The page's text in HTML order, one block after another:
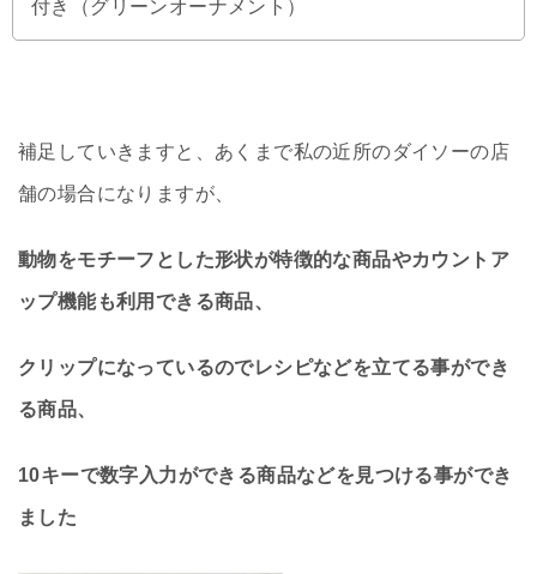
付き（グリーンオーナメント）
補足していきますと、あくまで私の近所のダイソーの店
舗の場合になりますが、
動物をモチーフとした形状が特徴的な商品やカウントア
ップ機能も利用できる商品、
クリップになっているのでレシピなどを立てる事ができ
る商品、
10キーで数字入力ができる商品などを見つける事ができ
ました